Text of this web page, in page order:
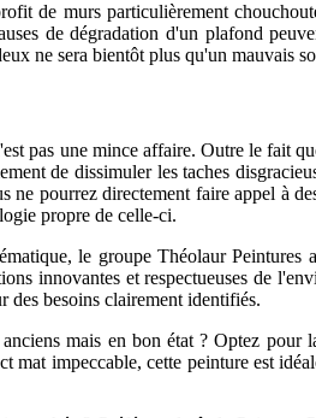
de murs particulièrement
de dégradation d'un plafond
ne sera bientôt plus qu'un mauvais
pas une mince affaire. Outre le fait
de dissimuler les taches
ne pourrez directement faire appel à
propre de celle-ci.
le groupe Théolaur
innovantes et respectueuses de
des besoins clairement identifiés.
mais en bon état ? Optez
mat impeccable, cette peinture est